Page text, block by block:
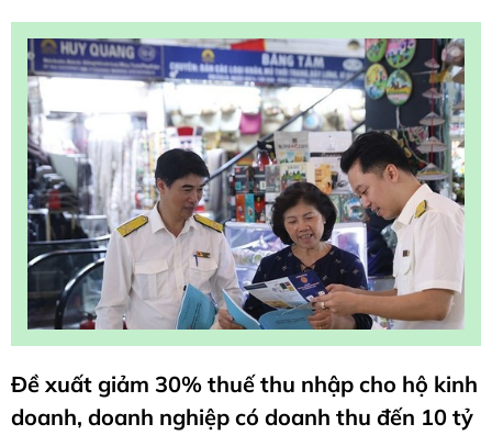
Đề xuất giảm 30% thuế thu nhập cho hộ kinh
doanh, doanh nghiệp có doanh thu đến 10 tỷ